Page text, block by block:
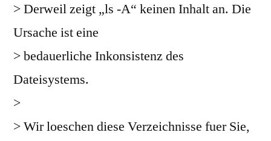
> Derweil zeigt „ls -A“ keinen Inhalt an. Die
Ursache ist eine
> bedauerliche Inkonsistenz des
Dateisystems.
>
> Wir loeschen diese Verzeichnisse fuer Sie,